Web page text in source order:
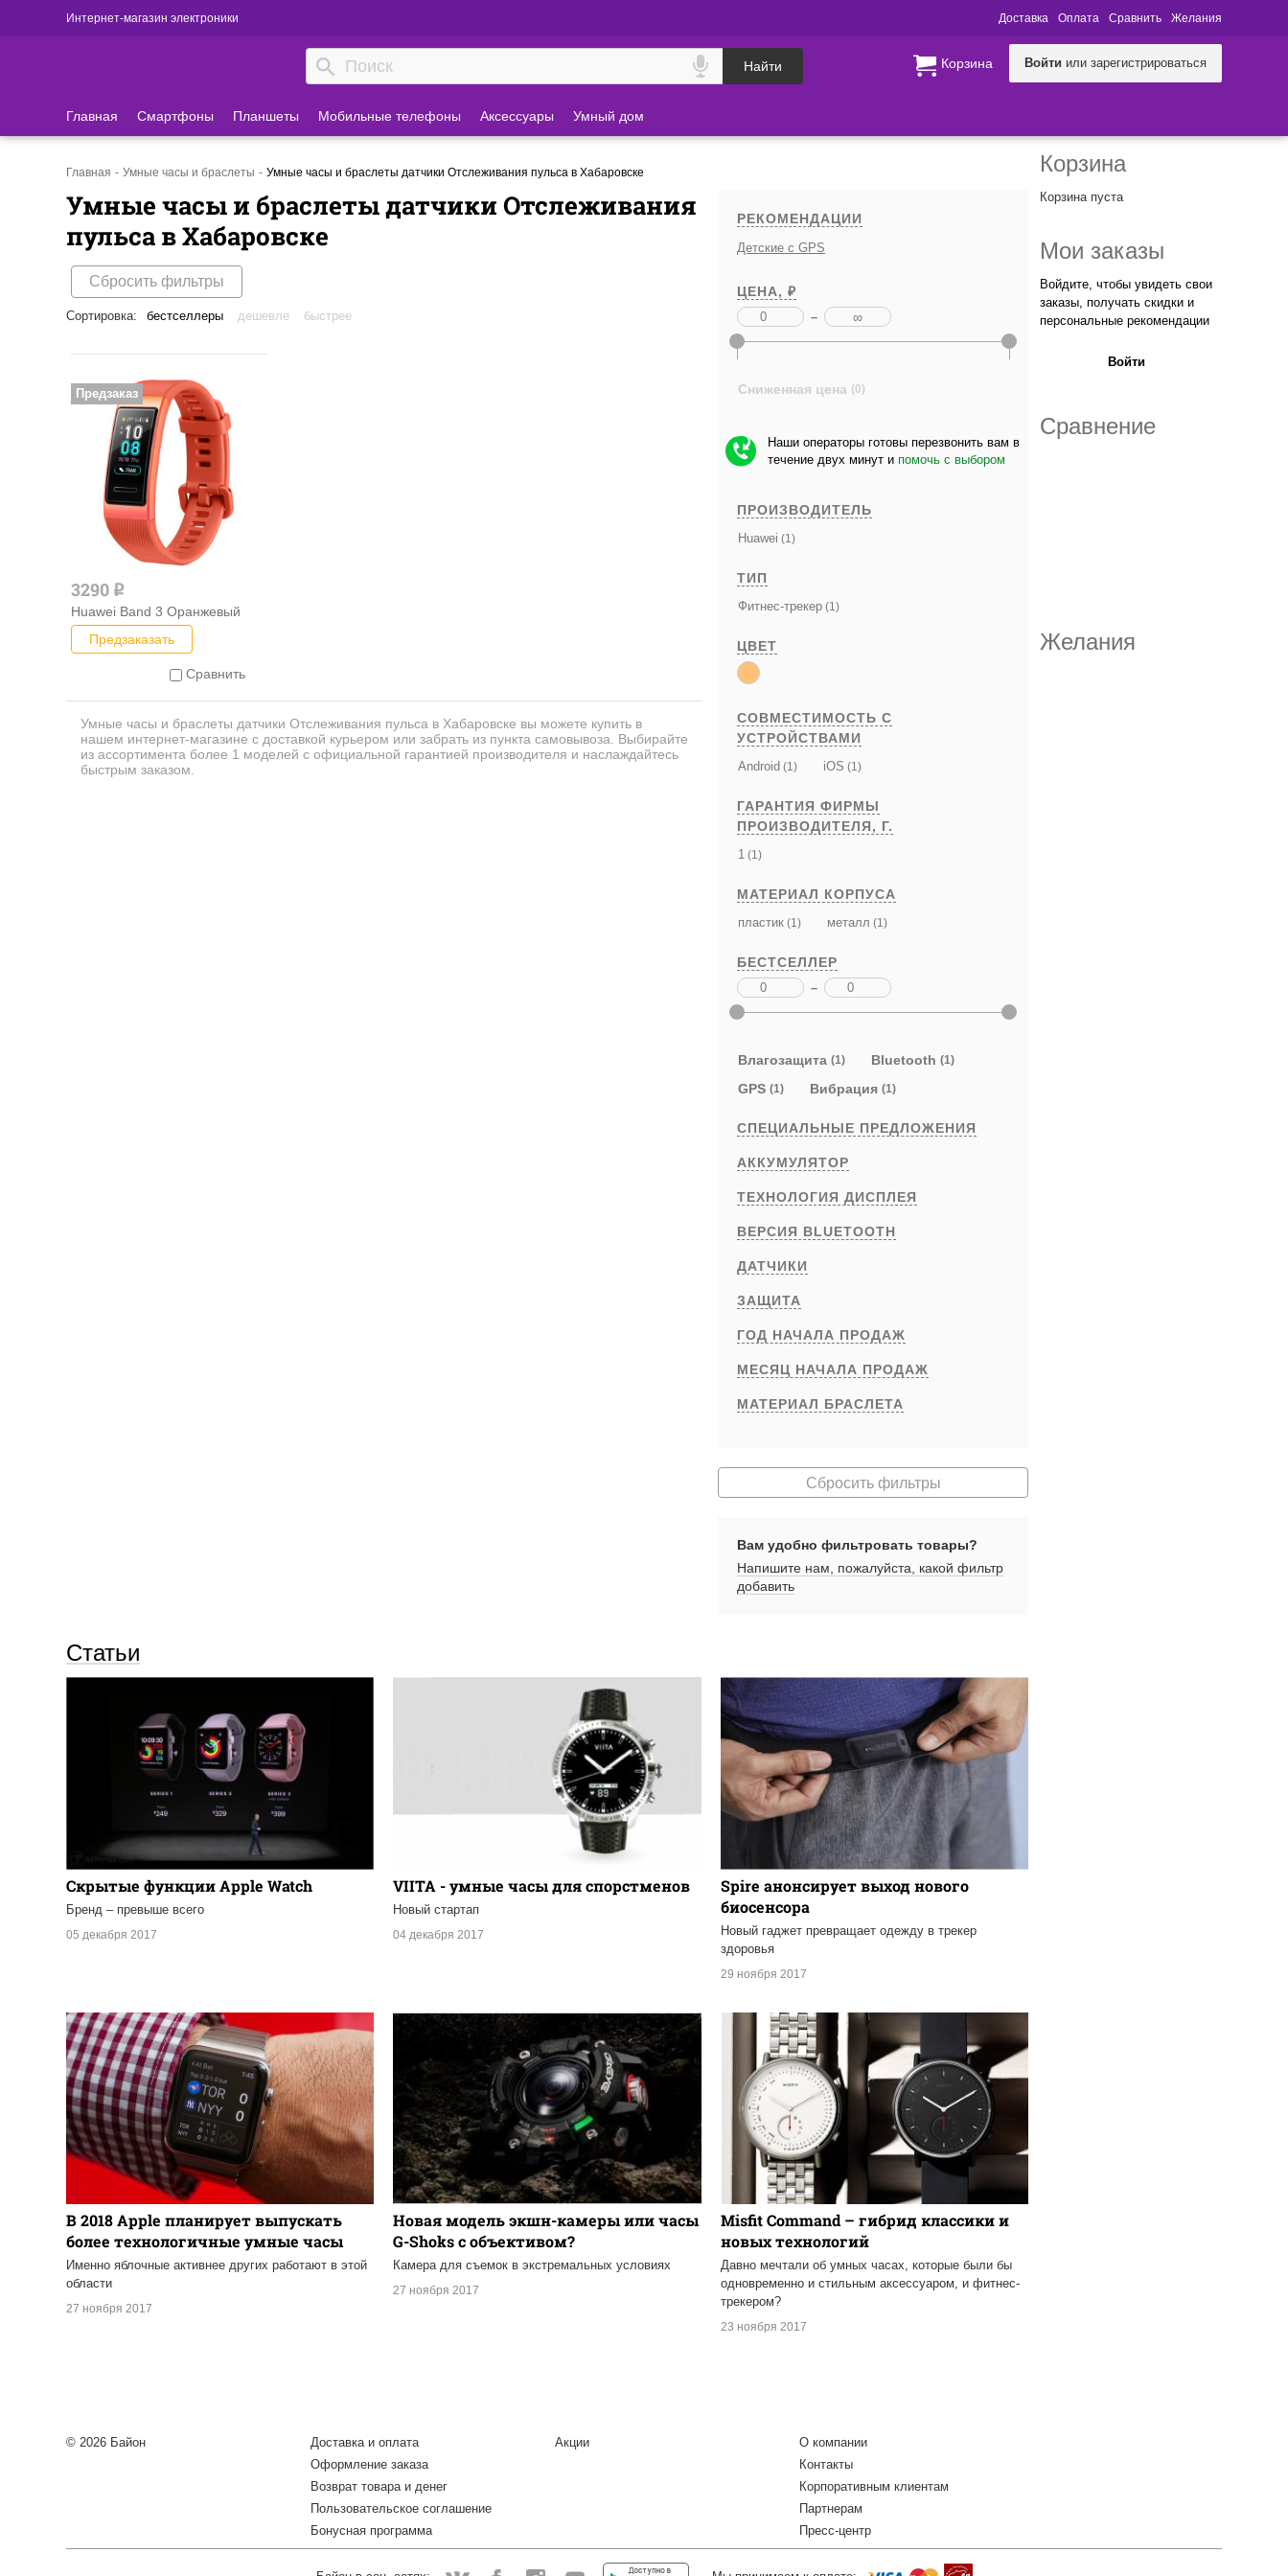
Интернет-магазин электроники Доставка Оплата Сравнить Желания
Найти Корзина Войти или зарегистрироваться
Главная Смартфоны Планшеты Мобильные телефоны Аксессуары Умный дом
Главная Умные часы и браслеты Умные часы и браслеты датчики Отслеживания пульса в Хабаровске
Умные часы и браслеты датчики Отслеживания
пульса в Хабаровске
Сбросить фильтры
Сортировка: бестселлеры дешевле быстрее
Умные часы и браслеты датчики Отслеживания пульса в Хабаровске вы можете купить в
нашем интернет-магазине с доставкой курьером или забрать из пункта самовывоза. Выбирайте
из ассортимента более 1 моделей с официальной гарантией производителя и наслаждайтесь
быстрым заказом.
3290 q
Huawei Band 3 Оранжевый
Предзаказать
Сравнить
Предзаказ
РЕКОМЕНДАЦИИ
Детские с GPS
ЦЕНА, ₽
–
Сниженная цена (0)
Наши операторы готовы перезвонить вам в
течение двух минут и помочь с выбором
ПРОИЗВОДИТЕЛЬ
Huawei (1)
ТИП
Фитнес-трекер (1)
ЦВЕТ
СОВМЕСТИМОСТЬ С
УСТРОЙСТВАМИ
Android (1) iOS (1)
ГАРАНТИЯ ФИРМЫ
ПРОИЗВОДИТЕЛЯ, Г.
1 (1)
МАТЕРИАЛ КОРПУСА
пластик (1) металл (1)
БЕСТСЕЛЛЕР
–
Влагозащита (1) Bluetooth (1)
GPS (1) Вибрация (1)
СПЕЦИАЛЬНЫЕ ПРЕДЛОЖЕНИЯ
АККУМУЛЯТОР
ТЕХНОЛОГИЯ ДИСПЛЕЯ
ВЕРСИЯ BLUETOOTH
ДАТЧИКИ
ЗАЩИТА
ГОД НАЧАЛА ПРОДАЖ
МЕСЯЦ НАЧАЛА ПРОДАЖ
МАТЕРИАЛ БРАСЛЕТА
Сбросить фильтры
Вам удобно фильтровать товары?
Напишите нам, пожалуйста, какой фильтр
добавить
Статьи
Скрытые функции Apple Watch
Бренд – превыше всего
05 декабря 2017
VIITA - умные часы для спорстменов
Новый стартап
04 декабря 2017
Spire анонсирует выход нового
биосенсора
Новый гаджет превращает одежду в трекер
здоровья
29 ноября 2017
В 2018 Apple планирует выпускать
более технологичные умные часы
Именно яблочные активнее других работают в этой
области
27 ноября 2017
Новая модель экшн-камеры или часы
G-Shoks с объективом?
Камера для съемок в экстремальных условиях
27 ноября 2017
Misfit Command – гибрид классики и
новых технологий
Давно мечтали об умных часах, которые были бы
одновременно и стильным аксессуаром, и фитнес-
трекером?
23 ноября 2017
Корзина
Корзина пуста
Мои заказы
Войдите, чтобы увидеть свои
заказы, получать скидки и
персональные рекомендации
Войти
Сравнение
Желания
© 2026 Байон
Доставка и оплата
Оформление заказа
Возврат товара и денег
Пользовательское соглашение
Бонусная программа
Акции
О компании
Контакты
Корпоративным клиентам
Партнерам
Пресс-центр